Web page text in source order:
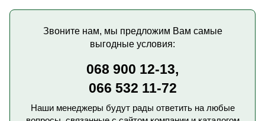
Звоните нам, мы предложим Вам самые
выгодные условия:
068 900 12-13,
066 532 11-72
Наши менеджеры будут рады ответить на любые